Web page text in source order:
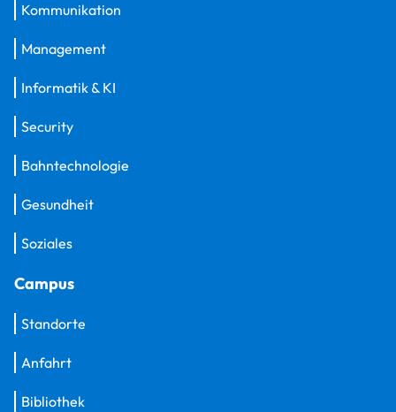
Kommunikation
Management
Informatik & KI
Security
Bahntechnologie
Gesundheit
Soziales
Campus
Standorte
Anfahrt
Bibliothek